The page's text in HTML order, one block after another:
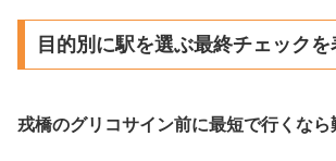
目的別に駅を選ぶ最終チェック
戎橋のグリコサイン前に最短で行くな